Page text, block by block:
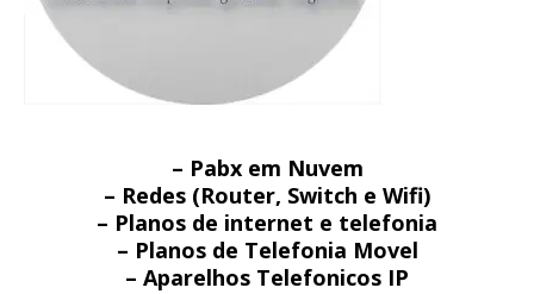
– Pabx em Nuvem
– Redes (Router, Switch e Wifi)
– Planos de internet e telefonia
– Planos de Telefonia Movel
– Aparelhos Telefonicos IP